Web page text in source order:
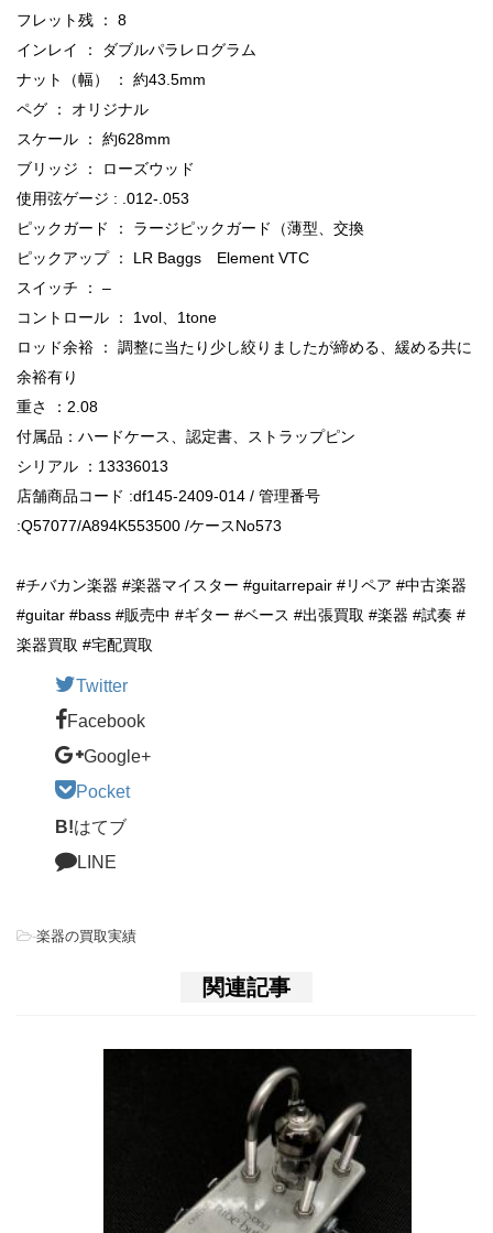
フレット残 ： 8
インレイ ： ダブルパラレログラム
ナット（幅） ： 約43.5mm
ペグ ： オリジナル
スケール ： 約628mm
ブリッジ ： ローズウッド
使用弦ゲージ : .012-.053
ピックガード ： ラージピックガード（薄型、交換
ピックアップ ： LR Baggs Element VTC
スイッチ ： –
コントロール ： 1vol、1tone
ロッド余裕 ： 調整に当たり少し絞りましたが締める、緩める共に
余裕有り
重さ ：2.08
付属品：ハードケース、認定書、ストラップピン
シリアル ：13336013
店舗商品コード :df145-2409-014 / 管理番号
:Q57077/A894K553500 /ケースNo573
#チバカン楽器 #楽器マイスター #guitarrepair #リペア #中古楽器
#guitar #bass #販売中 #ギター #ベース #出張買取 #楽器 #試奏 #
楽器買取 #宅配買取
Twitter
Facebook
Google+
Pocket
B!はてブ
LINE
-楽器の買取実績
関連記事